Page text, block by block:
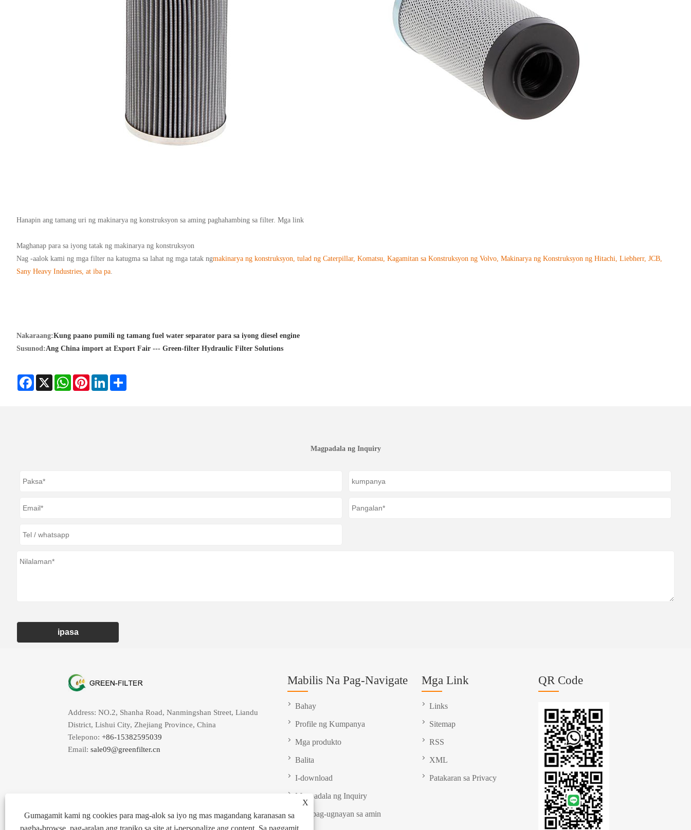
Hanapin ang tamang uri ng makinarya ng konstruksyon sa aming paghahambing sa filter. Mga link
Maghanap para sa iyong tatak ng makinarya ng konstruksyon
Nag -aalok kami ng mga filter na katugma sa lahat ng mga tatak ngmakinarya ng konstruksyon, tulad ng Caterpillar, Komatsu, Kagamitan sa Konstruksyon ng Volvo, Makinarya ng Konstruksyon ng Hitachi, Liebherr, JCB,
Sany Heavy Industries, at iba pa.
Nakaraang:Kung paano pumili ng tamang fuel water separator para sa iyong diesel engine
Susunod:Ang China import at Export Fair --- Green-filter Hydraulic Filter Solutions
Facebook
X WhatsAppPinterestLinkedIn
Magpadala ng Inquiry
ipasa
X
Gumagamit kami ng cookies para mag-alok sa iyo ng mas magandang karanasan sa
pagba-browse, pag-aralan ang trapiko sa site at i-personalize ang content. Sa paggamit
Address: NO.2, Shanha Road, Nanmingshan Street, Liandu
District, Lishui City, Zhejiang Province, China
Telepono: +86-15382595039
Email: sale09@greenfilter.cn
Mabilis Na Pag-Navigate
Bahay
Profile ng Kumpanya
Mga produkto
Balita
I-download
Magpadala ng Inquiry
Makipag-ugnayan sa amin
Mga Link
Links
Sitemap
RSS
XML
Patakaran sa Privacy
QR Code